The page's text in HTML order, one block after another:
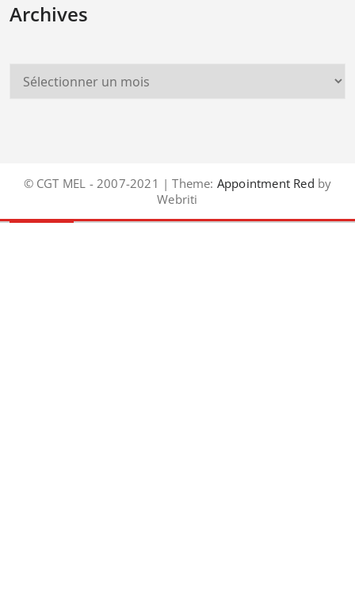
Archives
© CGT MEL - 2007-2021 | Theme: Appointment Red by
Webriti